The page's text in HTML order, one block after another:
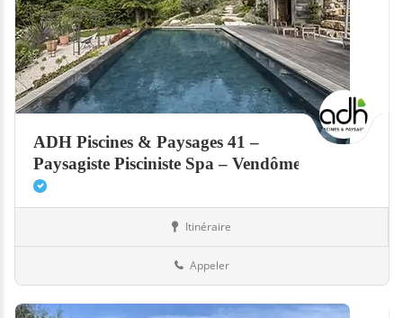
ADH Piscines & Paysages 41 –
Paysagiste Pisciniste Spa – Vendôme
Itinéraire
Appeler